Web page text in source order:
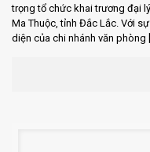
trọng tổ chức khai trương đại
Ma Thuộc, tỉnh Đắc Lắc. Với
diện của chi nhánh văn phòng